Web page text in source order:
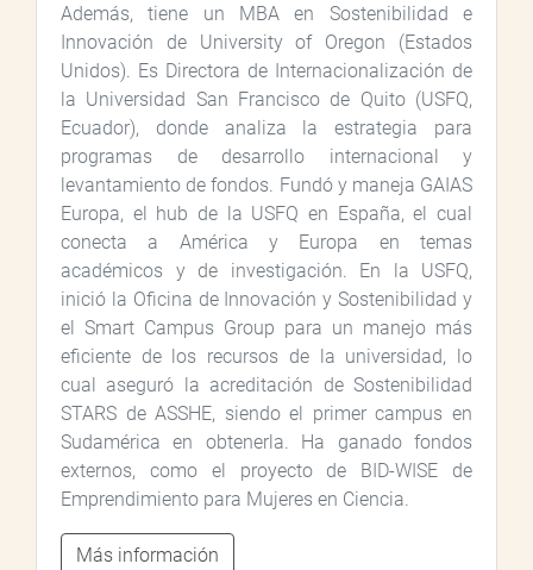
Además, tiene un MBA en Sostenibilidad e
Innovación de University of Oregon (Estados
Unidos). Es Directora de Internacionalización de
la Universidad San Francisco de Quito (USFQ,
Ecuador), donde analiza la estrategia para
programas de desarrollo internacional y
levantamiento de fondos. Fundó y maneja GAIAS
Europa, el hub de la USFQ en España, el cual
conecta a América y Europa en temas
académicos y de investigación. En la USFQ,
inició la Oficina de Innovación y Sostenibilidad y
el Smart Campus Group para un manejo más
eficiente de los recursos de la universidad, lo
cual aseguró la acreditación de Sostenibilidad
STARS de ASSHE, siendo el primer campus en
Sudamérica en obtenerla. Ha ganado fondos
externos, como el proyecto de BID-WISE de
Emprendimiento para Mujeres en Ciencia.
Más información